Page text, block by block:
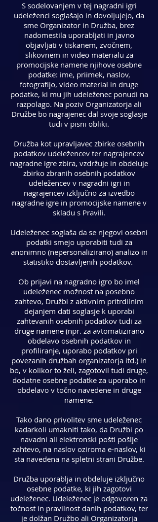
S sodelovanjem v tej nagradni igri
udeleženci soglašajo in dovoljujejo, da
sme Organizator in Družba, brez
nadomestila uporabljati in javno
objavljati v tiskanem, zvočnem,
slikovnem in video materialu za
promocijske namene njihove osebne
podatke: ime, priimek, naslov,
fotografijo, video material in druge
podatke, ki mu jih udeleženec ponudi na
razpolago. Na poziv Organizatorja ali
Družbe bo nagrajenec dal svoje soglasje
tudi v pisni obliki.
Družba kot upravljavec zbirke osebnih
podatkov udeležencev ter nagrajencev
nagradne igre zbira, vzdržuje in obdeluje
zbirko zbranih osebnih podatkov
udeležencev v nagradni igri in
nagrajencev izključno za izvedbo
nagradne igre in promocijske namene v
skladu s Pravili.
Udeleženec soglaša da se njegovi osebni
podatki smejo uporabiti tudi za
anonimno (nepersonalizirano) analizo in
statistiko dostavljenih podatkov.
Ob prijavi na nagradno igro bo imel
udeleženec možnost na posebno
zahtevo, Družbi z aktivnim pritrdilnim
dejanjem dati soglasje k uporabi
zahtevanih osebnih podatkov tudi za
druge namene (npr. za avtomatizirano
obdelavo osebnih podatkov in
profiliranje, uporabo podatkov pri
povezanih družbah organizatorja itd.) in
bo, v kolikor to želi, zagotovil tudi druge,
dodatne osebne podatke za uporabo in
obdelavo v točno navedene in druge
namene.
Tako dano privolitev sme udeleženec
kadarkoli umakniti tako, da Družbi po
navadni ali elektronski pošti pošlje
zahtevo, na naslov oziroma e-naslov, ki
sta navedena na spletni strani Družbe.
Družba uporablja in obdeluje izključno
osebne podatke, ki jih zagotovi
udeleženec. Udeleženec je odgovoren za
točnost in pravilnost danih podatkov, ter
je dolžan Družbo ali Organizatorja